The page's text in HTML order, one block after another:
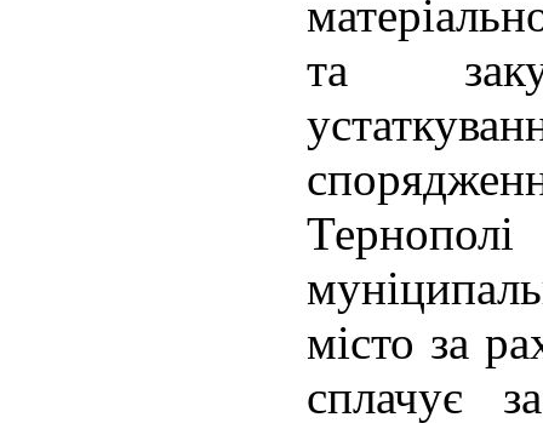
та
місто за
сплачує